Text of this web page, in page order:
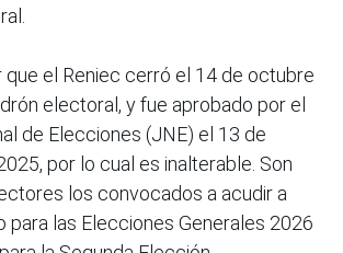
que el Reniec cerró el 14 de octubre
electoral, y fue aprobado por el
de Elecciones (JNE) el 13 de
por lo cual es inalterable. Son
los convocados a acudir a
para las Elecciones Generales 2026